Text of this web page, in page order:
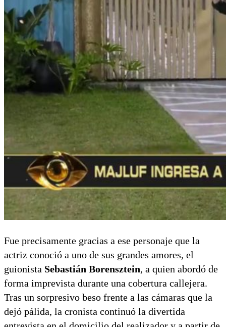
Fue precisamente gracias a ese personaje que la
actriz conoció a uno de sus grandes amores, el
guionista Sebastián Borensztein, a quien abordó de
forma imprevista durante una cobertura callejera.
Tras un sorpresivo beso frente a las cámaras que la
dejó pálida, la cronista continuó la divertida